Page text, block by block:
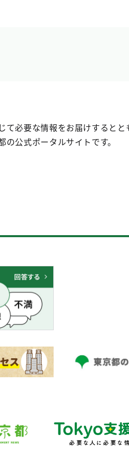
て必要な情報をお届けするとと
公式ポータルサイトです。